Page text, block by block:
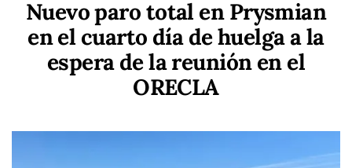
Nuevo paro total en Prysmian
en el cuarto día de huelga a la
espera de la reunión en el
ORECLA